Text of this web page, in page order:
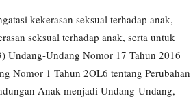
kekerasan seksual terhadap anak,
seksual terhadap anak, serta untuk
Undang-Undang Nomor 17 Tahun 2016
Nomor 1 Tahun 2OL6 tentang Perubahan
Anak menjadi Undang-Undang,